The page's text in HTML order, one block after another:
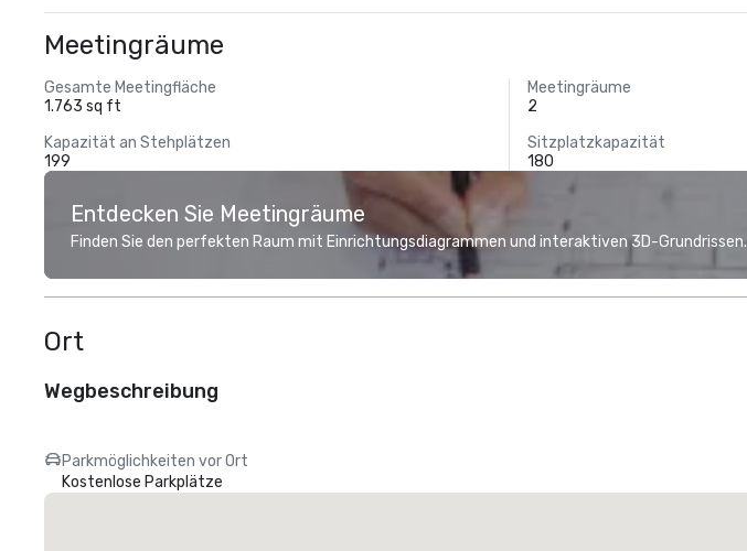
Meetingräume
Gesamte Meetingfläche
1.763 sq ft
Meetingräume
2
Kapazität an Stehplätzen
199
Sitzplatzkapazität
180
Entdecken Sie Meetingräume
Finden Sie den perfekten Raum mit Einrichtungsdiagrammen und interaktiven 3D-Grundrissen.
Ort
Wegbeschreibung
Parkmöglichkeiten vor Ort
Kostenlose Parkplätze